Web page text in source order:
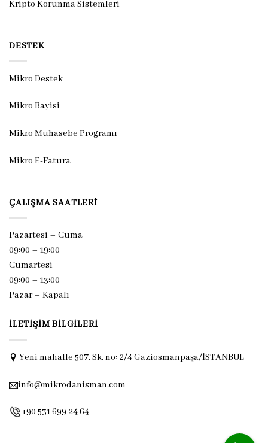
Kripto Korunma Sistemleri
DESTEK
Mikro Destek
Mikro Bayisi
Mikro Muhasebe Programı
Mikro E-Fatura
ÇALIŞMA SAATLERI
Pazartesi – Cuma
09:00 – 19:00
Cumartesi
09:00 – 13:00
Pazar – Kapalı
İLETIŞIM BILGILERI
Yeni mahalle 507. Sk. no: 2/4 Gaziosmanpaşa/İSTANBUL
info@mikrodanisman.com
+90 531 699 24 64